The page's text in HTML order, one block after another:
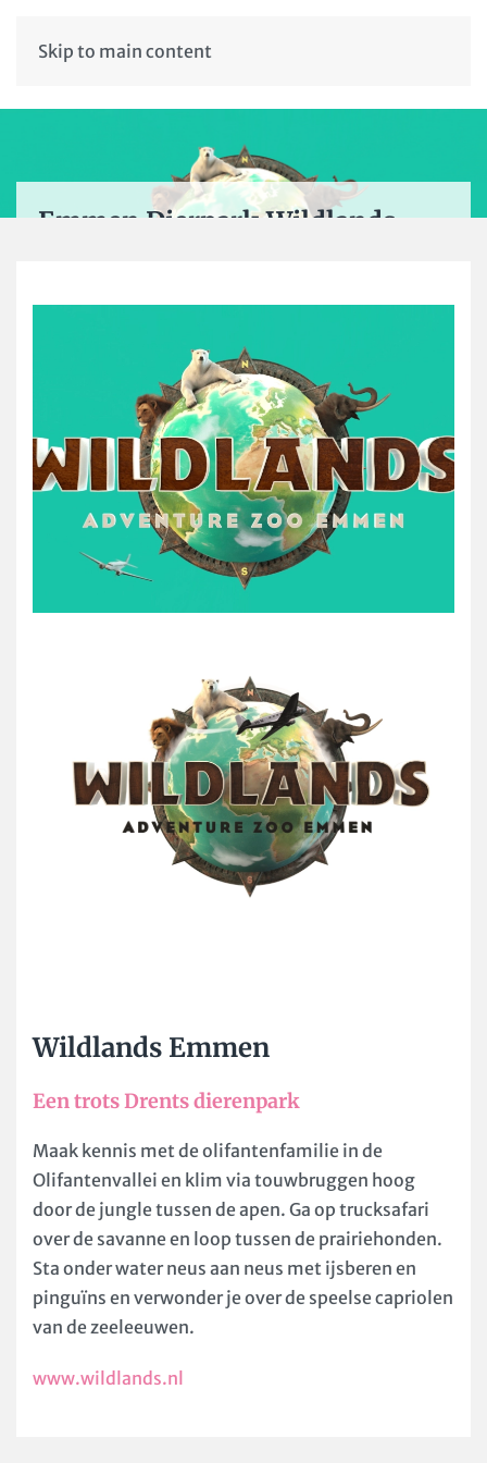
Skip to main content
Emmen Dierpark Wildlands
Wildlands Emmen
Een trots Drents dierenpark
Maak kennis met de olifantenfamilie in de
Olifantenvallei en klim via touwbruggen hoog
door de jungle tussen de apen. Ga op trucksafari
over de savanne en loop tussen de prairiehonden.
Sta onder water neus aan neus met ijsberen en
pinguïns en verwonder je over de speelse capriolen
van de zeeleeuwen.
www.wildlands.nl